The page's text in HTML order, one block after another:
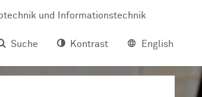
und Informationstechnik
Suche
Kontrast English